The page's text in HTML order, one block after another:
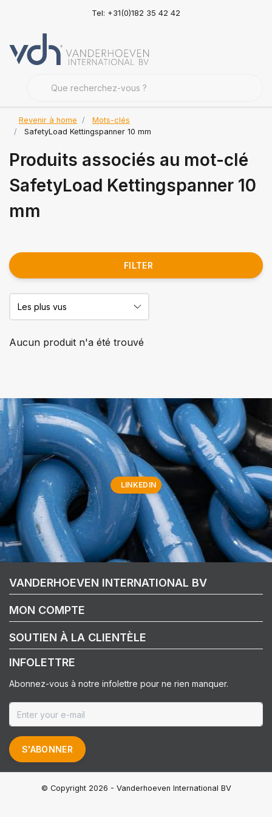
Tel: +31(0)182 35 42 42
Revenir à home
Mots-clés
SafetyLoad Kettingspanner 10 mm
Produits associés au mot-clé
SafetyLoad Kettingspanner 10
mm
FILTER
Aucun produit n'a été trouvé
LINKEDIN
VANDERHOEVEN INTERNATIONAL BV
MON COMPTE
SOUTIEN À LA CLIENTÈLE
INFOLETTRE
Abonnez-vous à notre infolettre pour ne rien manquer.
S'ABONNER
© Copyright 2026 - Vanderhoeven International BV